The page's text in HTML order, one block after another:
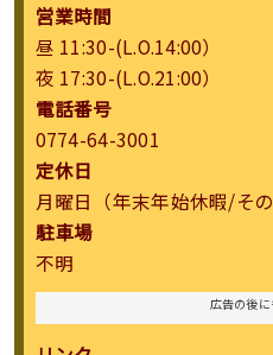
営業時間
昼 11:30-(L.O.14:00）
夜 17:30-(L.O.21:00）
電話番号
0774-64-3001
定休日
月曜日（年末年始休暇/そ
駐車場
不明
広告の後